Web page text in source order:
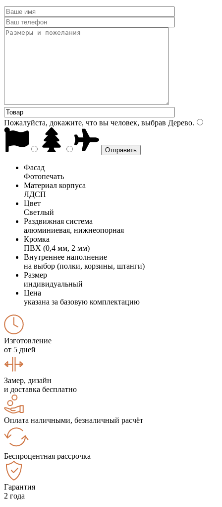
Пожалуйста, докажите, что вы человек, выбрав Дерево.
Фасад
Фотопечать
Материал корпуса
ЛДСП
Цвет
Светлый
Раздвижная система
алюминиевая, нижнеопорная
Кромка
ПВХ (0,4 мм, 2 мм)
Внутреннее наполнение
на выбор (полки, корзины, штанги)
Размер
индивидуальный
Цена
указана за базовую комплектацию
Изготовление
от 5 дней
Замер, дизайн
и доставка бесплатно
Оплата наличными, безналичный расчёт
Беспроцентная рассрочка
Гарантия
2 года